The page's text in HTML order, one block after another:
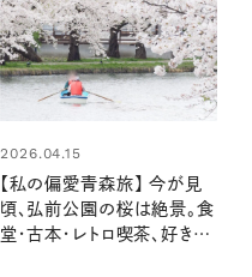
2026.04.15
【私の偏愛青森旅】 今が見
頃、弘前公園の桜は絶景。食
堂・古本・レトロ喫茶、好きが